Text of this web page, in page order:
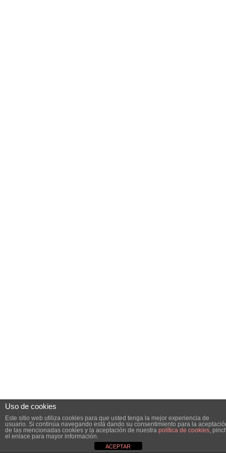
Uso de cookies
Este sitio web utiliza cookies para que usted tenga la mejor experiencia de
usuario. Si continúa navegando está dando su consentimiento para la
de las mencionadas cookies y la aceptación de nuestra política de cookies,
el enlace para mayor información.
ACEPTAR